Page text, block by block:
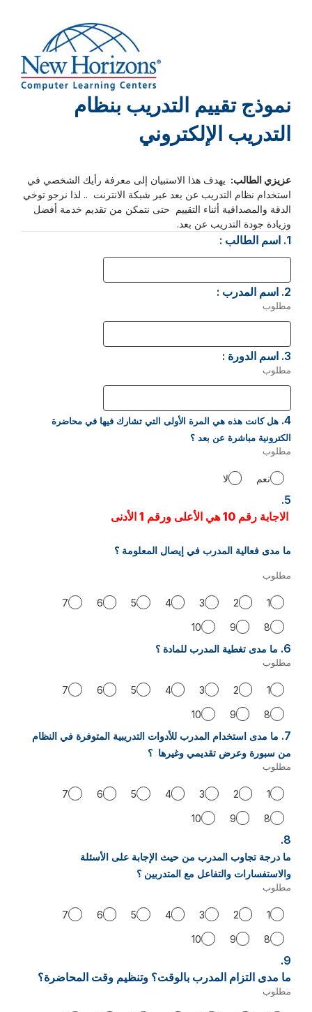
نموذج تقييم التدريب بنظام
التدريب الإلكتروني
1
عزيزي الطالب: يهدف هذا الاستبيان إلى معرفة رأيك الشخصي في
استخدام نظام التدريب عن بعد عبر شبكة الانترنت .. لذا نرجو توخي
الدقة والمصداقية أثناء التقييم حتى نتمكن من تقديم خدمة أفضل
وزيادة جودة التدريب عن بعد.
1. سؤال
اسم الطالب :
2. سؤال
2.
اسم المدرب :
مطلوب
مطلوب.
3. سؤال
3.
اسم الدورة :
مطلوب
مطلوب.
4. سؤال
4.
هل كانت هذه هي المرة الأولى التي تشارك فيها في محاضرة
الكترونية مباشرة عن بعد ؟
مطلوب
نعم لا
5.
5.
الاجابة رقم 10 هي الأعلى ورقم 1 الأدنى
ما مدى فعالية المدرب في إيصال المعلومة ؟
مطلوب
1
2
3
4
5
6
7
8
9
10
6. سؤال
6.
ما مدى تغطية المدرب للمادة ؟
مطلوب
1
2
3
4
5
6
7
8
9
10
7. سؤال
ما مدى استخدام المدرب للأدوات التدريبية المتوفرة في النظام
من سبورة وعرض تقديمي وغيرها ؟
مطلوب
1
2
3
4
5
6
7
8
9
10
8.
8.
ما درجة تجاوب المدرب من حيث الإجابة على الأسئلة
والاستفسارات والتفاعل مع المتدربين ؟
مطلوب
1
2
3
4
5
6
7
8
9
10
9.
ما مدى التزام المدرب بالوقت؟ وتنظيم وقت المحاضرة؟
مطلوب